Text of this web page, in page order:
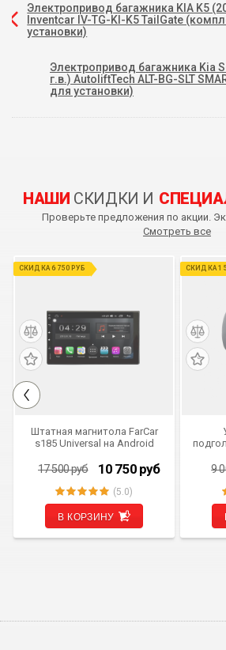
Электропривод багажника KIA K5
Inventcar IV-TG-KI-K5 TailGate
установки)
Электропривод багажника Kia
г.в.) AutoliftTech ALT-BG-SLT
для установки)
НАШИ СКИДКИ И
Проверьте предложения по акции.
Смотреть все
СКИДКА 6 750 РУБ
Штатная магнитола FarCar
s185 Universal на Android
17 500руб 10 750 руб
(5.0)
В КОРЗИНУ
9